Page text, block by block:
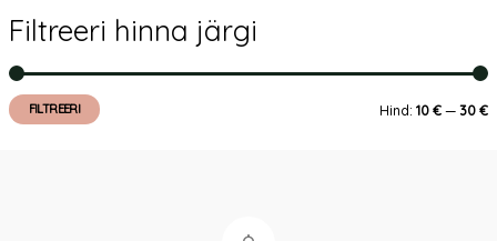
Filtreeri hinna järgi
FILTREERI Hind:10 € —30 €